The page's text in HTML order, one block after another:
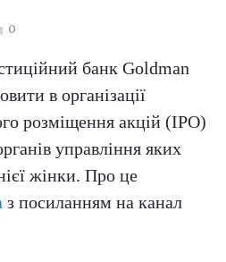
0
банк Goldman
в організації
розміщення акцій (IPO)
управління яких
жінки. Про це
з посиланням на канал